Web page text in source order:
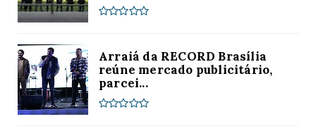
Arraiá da RECORD Brasília
reúne mercado publicitário,
parcei...